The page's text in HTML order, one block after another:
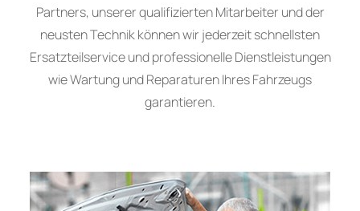
Partners, unserer qualifizierten Mitarbeiter und der
neusten Technik können wir jederzeit schnellsten
Ersatzteilservice und professionelle Dienstleistungen
wie Wartung und Reparaturen Ihres Fahrzeugs
garantieren.